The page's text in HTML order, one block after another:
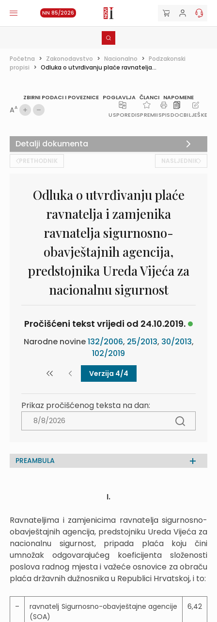
NN 85/2026
Početna > Zakonodavstvo > Nacionalno > Podzakonski
propisi > Odluka o utvrđivanju plaće ravnatelja...
ZBIRNI PODACI I POVEZNICE POGLAVLJA ČLANCI NAPOMENE
AA
USPOREDISPREMIISPISDOCBILJEŠKE
PRETHODNIK NASLJEDNIK
Odluka o utvrđivanju plaće
ravnatelja i zamjenika
ravnatelja sigurnosno-
obavještajnih agencija,
predstojnika Ureda Vijeća za
nacionalnu sigurnost
Pročišćeni tekst vrijedi od 24.10.2019.
Narodne novine132/2006, 25/2013, 30/2013,
102/2019
Verzija 4/4
Prikaz pročišćenog teksta na dan:
PREAMBULA
I.
Ravnateljima i zamjenicima ravnatelja sigurnosno-
obavještajnih agencija, predstojniku Ureda Vijeća za
nacionalnu sigurnost, pripada plaća koju čini
umnožak odgovarajućeg koeficijenta složenosti
poslova radnog mjesta i važeće osnovice za obraču
plaća državnih dužnosnika u Republici Hrvatskoj, i to:
–
ravnatelj Sigurnosno-obavještajne agencije
(SOA)
6,42
Detalji dokumenta